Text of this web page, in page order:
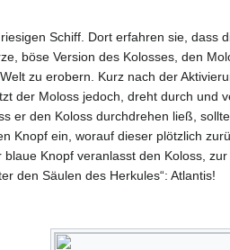
Schiff. Dort erfahren sie, dass
böse Version des Kolosses, den
zu erobern. Kurz nach der
der Moloss jedoch, dreht durch und
er den Koloss durchdrehen ließ,
Knopf ein, worauf dieser plötzlich
Knopf veranlasst den Koloss,
den Säulen des Herkules“: Atlantis!